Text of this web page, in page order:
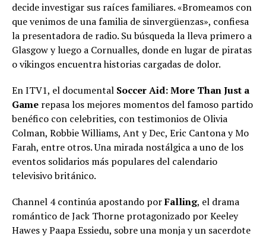
decide investigar sus raíces familiares. «Bromeamos con
que venimos de una familia de sinvergüenzas», confiesa
la presentadora de radio. Su búsqueda la lleva primero a
Glasgow y luego a Cornualles, donde en lugar de piratas
o vikingos encuentra historias cargadas de dolor.
En ITV1, el documental Soccer Aid: More Than Just a
Game repasa los mejores momentos del famoso partido
benéfico con celebrities, con testimonios de Olivia
Colman, Robbie Williams, Ant y Dec, Eric Cantona y Mo
Farah, entre otros. Una mirada nostálgica a uno de los
eventos solidarios más populares del calendario
televisivo británico.
Channel 4 continúa apostando porFalling, el drama
romántico de Jack Thorne protagonizado por Keeley
Hawes y Paapa Essiedu, sobre una monja y un sacerdote